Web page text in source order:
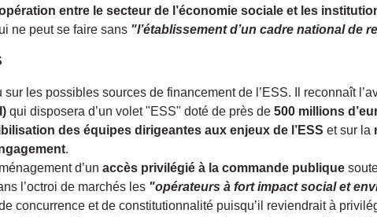
entre le secteur de l’économie sociale et les
ne peut se faire sans "l’établissement d’un cadre national de
sur les possibles sources de financement de l’ESS. Il reconnaît
qui disposera d’un volet "ESS" doté de près de 500 millions
des équipes dirigeantes aux enjeux de l’ESS et sur la
.
d’un accès privilégié à la commande publique
l’octroi de marchés les "opérateurs à fort impact social et
concurrence et de constitutionnalité puisqu’il reviendrait à